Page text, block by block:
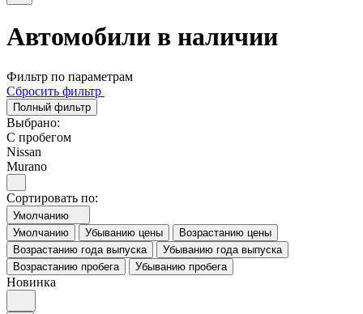
Автомобили в наличии
Фильтр по параметрам
Сбросить фильтр
Полный фильтр
Выбрано:
С пробегом
Nissan
Murano
Сортировать по:
Умолчанию
Умолчанию
Убыванию цены
Возрастанию цены
Возрастанию года выпуска
Убыванию года выпуска
Возрастанию пробега
Убыванию пробега
Новинка